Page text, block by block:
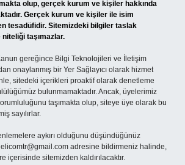
olup, gerçek kurum ve kişiler hakkında
Gerçek kurum ve kişiler ile isim
tesadüfidir. Sitemizdeki bilgiler taslak
taşımazlar.
gereğince Bilgi Teknolojileri ve İletişim
onaylanmış bir Yer Sağlayıcı olarak hizmet
sitedeki içerikleri proaktif olarak denetleme
bulunmamaktadır. Ancak, üyelerimiz
taşımakta olup, siteye üye olarak bu
sayılırlar.
aykırı olduğunu düşündüğünüz
adresine bildirmeniz halinde,
içerisinde sitemizden kaldırılacaktır.